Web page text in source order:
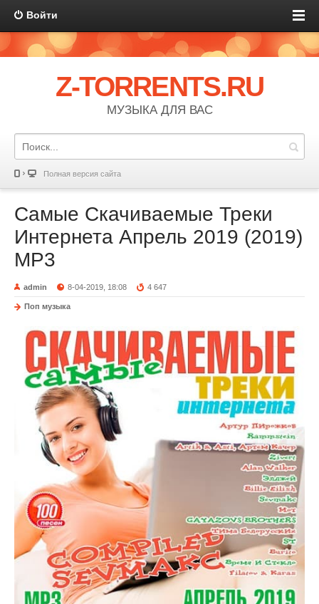
Войти
Z-TORRENTS.RU
МУЗЫКА ДЛЯ ВАС
Полная версия сайта
Самые Скачиваемые Треки
Интернета Апрель 2019 (2019)
MP3
admin 8-04-2019, 18:08 4 647
Поп музыка